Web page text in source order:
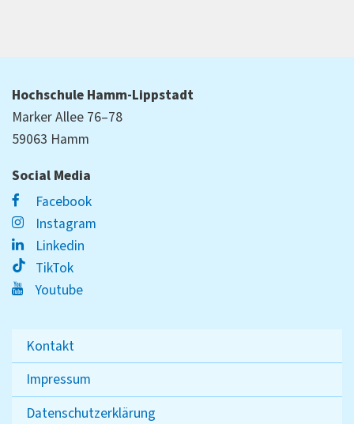
Hochschule Hamm-Lippstadt
Marker Allee 76–78
59063 Hamm
Social Media
Facebook
Instagram
Linkedin
TikTok
Youtube
Kontakt
Impressum
Datenschutzerklärung